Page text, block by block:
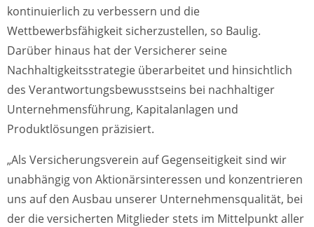
kontinuierlich zu verbessern und die
Wettbewerbsfähigkeit sicherzustellen, so Baulig.
Darüber hinaus hat der Versicherer seine
Nachhaltigkeitsstrategie überarbeitet und hinsichtlich
des Verantwortungsbewusstseins bei nachhaltiger
Unternehmensführung, Kapitalanlagen und
Produktlösungen präzisiert.
„Als Versicherungsverein auf Gegenseitigkeit sind wir
unabhängig von Aktionärsinteressen und konzentrieren
uns auf den Ausbau unserer Unternehmensqualität, bei
der die versicherten Mitglieder stets im Mittelpunkt aller